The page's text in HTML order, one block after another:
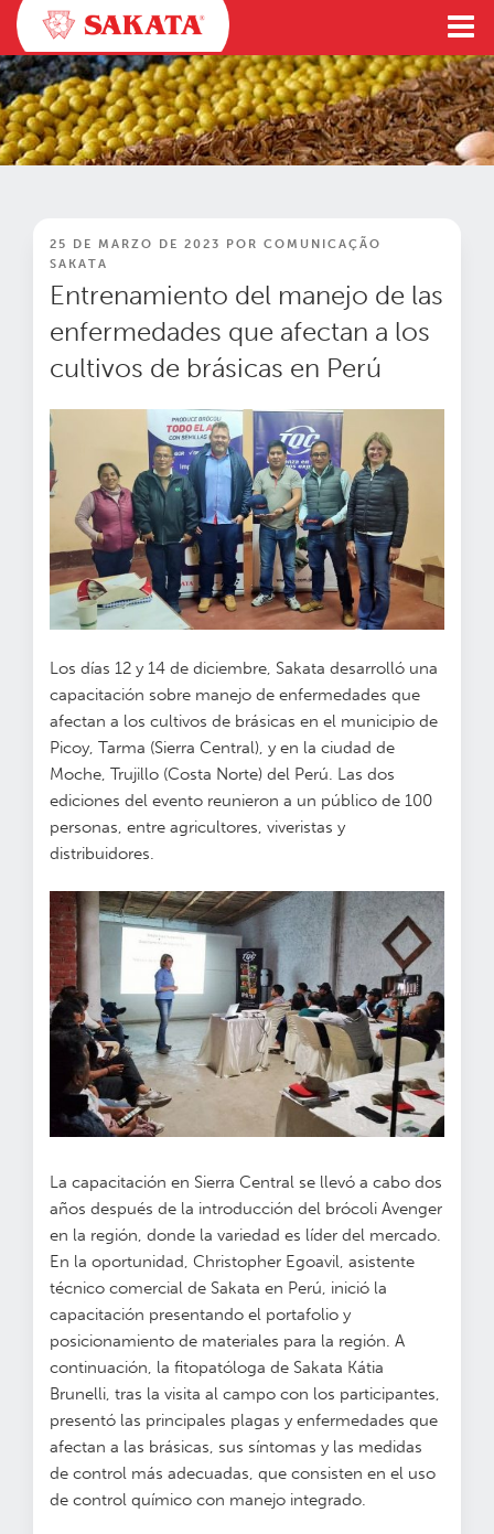
contenido
PUBLICADO
EN
25 DE MARZO DE 2023 POR COMUNICAÇÃO
SAKATA
Entrenamiento del manejo de las
enfermedades que afectan a los
cultivos de brásicas en Perú
Los días 12 y 14 de diciembre, Sakata desarrolló una
capacitación sobre manejo de enfermedades que
afectan a los cultivos de brásicas en el municipio de
Picoy, Tarma (Sierra Central), y en la ciudad de
Moche, Trujillo (Costa Norte) del Perú. Las dos
ediciones del evento reunieron a un público de 100
personas, entre agricultores, viveristas y
distribuidores.
La capacitación en Sierra Central se llevó a cabo dos
años después de la introducción del brócoli Avenger
en la región, donde la variedad es líder del mercado.
En la oportunidad, Christopher Egoavil, asistente
técnico comercial de Sakata en Perú, inició la
capacitación presentando el portafolio y
posicionamiento de materiales para la región. A
continuación, la fitopatóloga de Sakata Kátia
Brunelli, tras la visita al campo con los participantes,
presentó las principales plagas y enfermedades que
afectan a las brásicas, sus síntomas y las medidas
de control más adecuadas, que consisten en el uso
de control químico con manejo integrado.